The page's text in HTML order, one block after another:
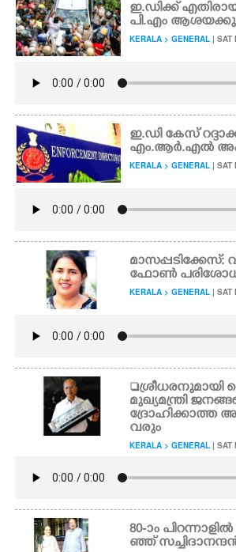
ഇ.ഡിക്ക്
പി.എം
KERALA > GENERAL | SAT
ഇ.ഡി കേസ്
എം.ആർ.എൽ
KERALA > GENERAL | SAT
ഫോൺ
KERALA > GENERAL | SAT
മുഖ്യമന്ത്രി
ദ്രോഹിക്കാത്ത
വരും
KERALA > GENERAL | SAT
80-ാം
ഞ്ഞ്